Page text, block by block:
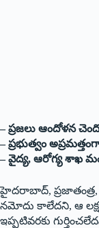
– ప్రజలు ఆందోళన
– ప్రభుత్వం
– వైద్య, ఆరోగ్య శాఖ
హైదరాబాద్, ప్రజాతంత్ర,
నమోదు కాలేదని, ఆ
ఇప్పటివరకు